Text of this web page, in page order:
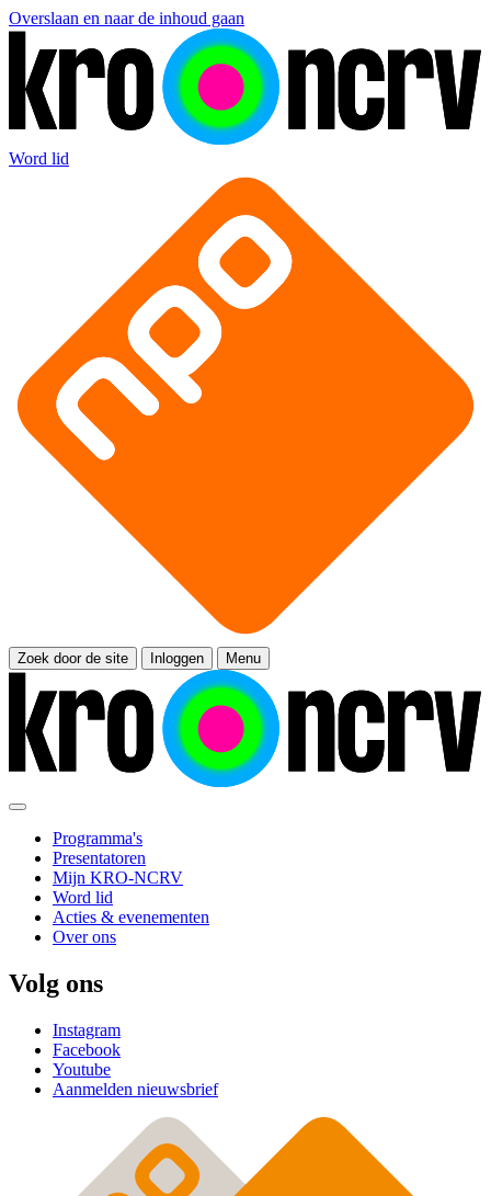
Overslaan en naar de inhoud gaan
Word lid
Zoek door de site Inloggen Menu
Programma's
Presentatoren
Mijn KRO-NCRV
Word lid
Acties & evenementen
Over ons
Volg ons
Instagram
Facebook
Youtube
Aanmelden nieuwsbrief